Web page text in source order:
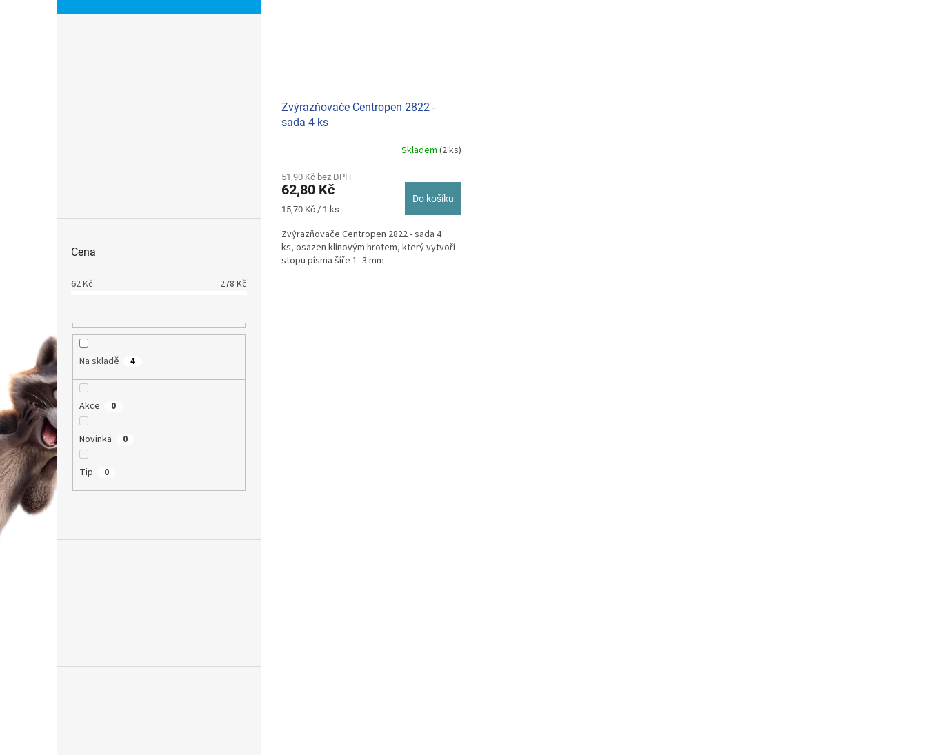
Cena
62Kč 278 Kč
Na skladě 4
Akce 0
Novinka 0
Tip 0
Zvýrazňovače Centropen 2822 -
sada 4 ks
Skladem (2 ks)
51,90 Kč bez DPH
62,80 Kč
Měrná
15,70 Kč / 1 ks
Do košíku
Zvýrazňovače Centropen 2822 - sada 4
ks, osazen klínovým hrotem, který vytvoří
stopu písma šíře 1–3 mm